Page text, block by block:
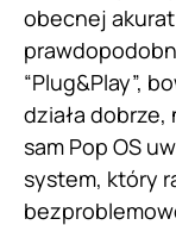
obecnej
“Plug&Play”,
działa dobrze,
sam Pop OS
system, który